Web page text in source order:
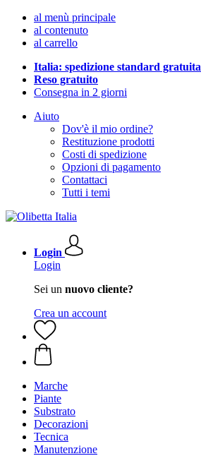
al menù principale
al contenuto
al carrello
Italia: spedizione standard gratuita
Reso gratuito
Consegna in 2 giorni
Aiuto
Dov'è il mio ordine?
Restituzione prodotti
Costi di spedizione
Opzioni di pagamento
Contattaci
Tutti i temi
Login
Login
Sei un nuovo cliente?
Crea un account
Marche
Piante
Substrato
Decorazioni
Tecnica
Manutenzione